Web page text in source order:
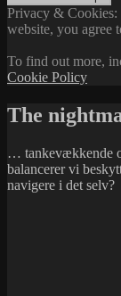
Privacy & Cookies:
website, you agree
To find out more,
Cookie Policy
The
… tankevækkende
balancerer vi
navigere i det selv?